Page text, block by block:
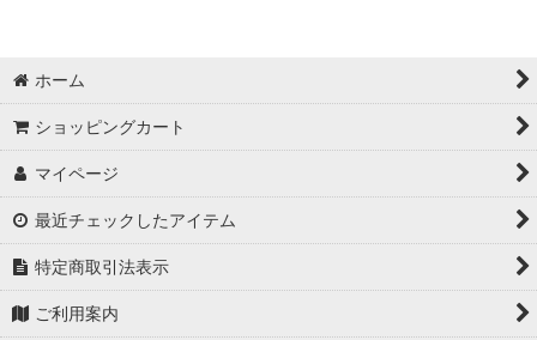
ホーム
ショッピングカート
マイページ
最近チェックしたアイテム
特定商取引法表示
ご利用案内